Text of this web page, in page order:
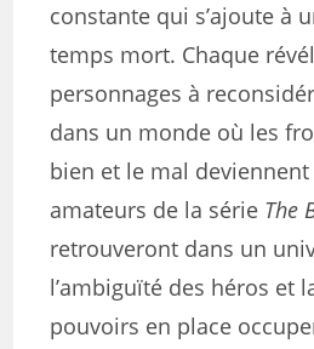
constante qui s’ajoute à
temps mort. Chaque
personnages à
dans un monde où les
bien et le mal deviennent
amateurs de la série The
retrouveront dans un
l’ambiguïté des héros et
pouvoirs en place